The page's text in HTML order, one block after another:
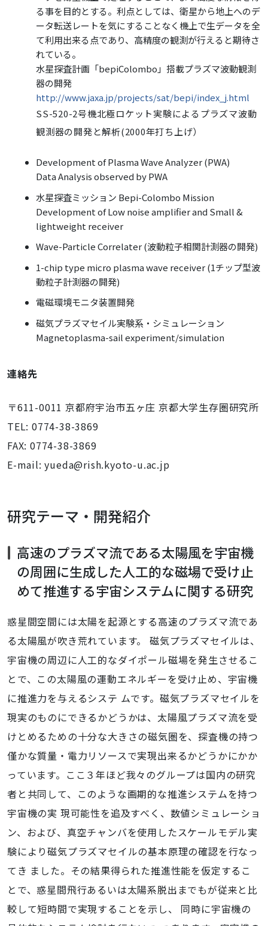
る事を目的とする。利点としては、衛星から地上へのデ
ータ転送レートを気にすることなく機上で生データを全
て利用出来る点であり、高精度の観測が行えると期待さ
れている。
水星探査計画「bepiColombo」搭載プラズマ波動観測
器の開発
http://www.jaxa.jp/projects/sat/bepi/index_j.html
SS-520-2号機北極ロケット実験によるプラズマ波動
観測器の開発と解析(2000年打ち上げ）
Development of Plasma Wave Analyzer (PWA)
Data Analysis observed by PWA
水星探査ミッション Bepi-Colombo Mission
Development of Low noise amplifier and Small &
lightweight receiver
Wave-Particle Correlater (波動粒子相関計測器の開発)
1-chip type micro plasma wave receiver (1チップ型波
動粒子計測器の開発)
電磁環境モニタ装置開発
磁気プラズマセイル実験系・シミュレーション
Magnetoplasma-sail experiment/simulation
連絡先
〒611-0011 京都府宇治市五ヶ庄 京都大学生存圏研究所
TEL: 0774-38-3869
FAX: 0774-38-3869
E-mail: yueda@rish.kyoto-u.ac.jp
研究テーマ・開発紹介
高速のプラズマ流である太陽風を宇宙機
の周囲に生成した人工的な磁場で受け止
めて推進する宇宙システムに関する研究
惑星間空間には太陽を起源とする高速のプラズマ流であ
る太陽風が吹き荒れています。 磁気プラズマセイルは、
宇宙機の周辺に人工的なダイポール磁場を発生させるこ
とで、この太陽風の運動エネルギーを受け止め、宇宙機
に推進力を与えるシステ ムです。磁気プラズマセイルを
現実のものにできるかどうかは、太陽風プラズマ流を受
けとめるための十分な大きさの磁気圏を、探査機の持つ
僅かな質量・電力リソースで実現出来るかどうかにかか
っています。ここ３年ほど我々のグループは国内の研究
者と共同して、このような画期的な推進システムを持つ
宇宙機の実 現可能性を追及すべく、数値シミュレーショ
ン、および、真空チャンバを使用したスケールモデル実
験により磁気プラズマセイルの基本原理の確認を行なっ
てき ました。その結果得られた推進性能を仮定するこ
とで、惑星間飛行あるいは太陽系脱出までもが従来と比
較して短時間で実現することを示し、 同時に宇宙機の